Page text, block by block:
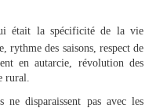
était la spécificité de la vie
rythme des saisons, respect de
en autarcie, révolution des
rural.
ne disparaissent pas avec les